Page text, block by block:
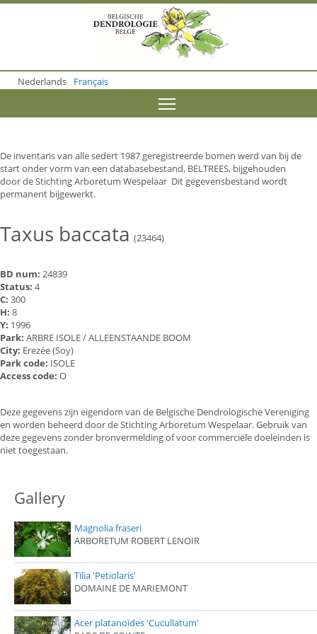
o
m
o
n
t
e
n
Nederlands Français
De inventaris van alle sedert 1987 geregistreerde bomen werd van bij de
start onder vorm van een databasebestand, BELTREES, bijgehouden
door de Stichting Arboretum Wespelaar Dit gegevensbestand wordt
permanent bijgewerkt.
Taxus baccata (23464)
BD num: 24839
Status: 4
C: 300
H: 8
Y: 1996
Park: ARBRE ISOLE / ALLEENSTAANDE BOOM
City: Erezée (Soy)
Park code: ISOLE
Access code: O
Deze gegevens zijn eigendom van de Belgische Dendrologische Vereniging
en worden beheerd door de Stichting Arboretum Wespelaar. Gebruik van
deze gegevens zonder bronvermelding of voor commerciële doeleinden is
niet toegestaan.
Gallery
Magnolia fraseri
ARBORETUM ROBERT LENOIR
Tilia 'Petiolaris'
DOMAINE DE MARIEMONT
Acer platanoides 'Cucullatum'